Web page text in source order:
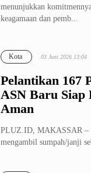
menunjukkan
keagamaan dan pemb...
Pelantikan 167
ASN Baru
Aman
Kota 03 Juni 2026 13:04
PLUZ.ID, MAKASSAR –
mengambil sumpah/janji